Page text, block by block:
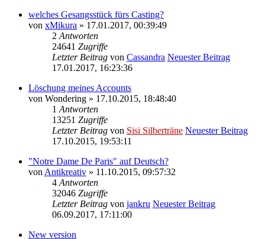
welches Gesangsstück fürs Casting?
von xMikura » 17.01.2017, 00:39:49
2 Antworten
24641 Zugriffe
Letzter Beitrag von Cassandra Neuester Beitrag
17.01.2017, 16:23:36
Löschung meines Accounts
von Wondering » 17.10.2015, 18:48:40
1 Antworten
13251 Zugriffe
Letzter Beitrag von Sisi Silberträne Neuester Beitrag
17.10.2015, 19:53:11
"Notre Dame De Paris" auf Deutsch?
von Antikreativ » 11.10.2015, 09:57:32
4 Antworten
32046 Zugriffe
Letzter Beitrag von jankru Neuester Beitrag
06.09.2017, 17:11:00
New version